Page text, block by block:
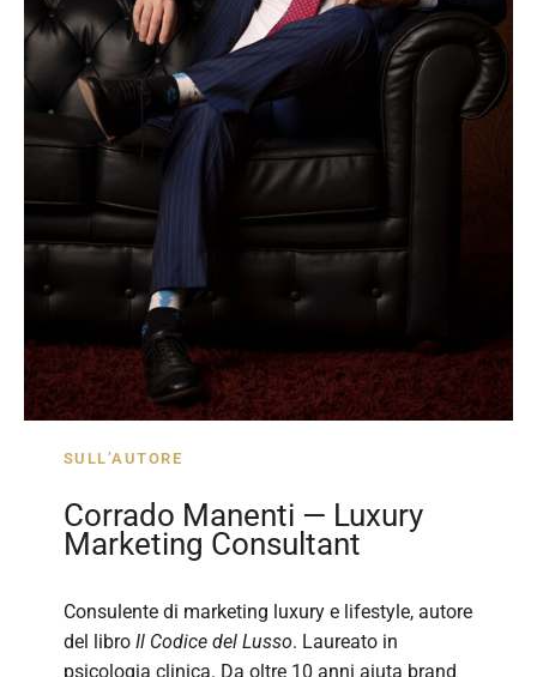
SULL’AUTORE
Corrado Manenti — Luxury
Marketing Consultant
Consulente di marketing luxury e lifestyle, autore
del libro Il Codice del Lusso. Laureato in
psicologia clinica. Da oltre 10 anni aiuta brand